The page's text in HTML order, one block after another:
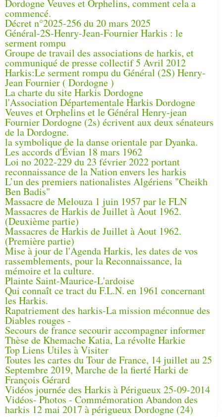
Dordogne Veuves et Orphelins, comment cela a
commencé.
Décret n°2025-256 du 20 mars 2025
Général-2S-Henry-Jean-Fournier Harkis : le
serment rompu
Groupe de travail des associations de harkis, et
communiqué de presse collectif 5 Avril 2012
Harkis:Le serment rompu du Général (2S) Henry-
Jean Fournier ( Dordogne )
La charte du site Harkis Dordogne
l'Association Départementale Harkis Dordogne
Veuves et Orphelins et le Général Henry-jean
Fournier Dordogne (2s) écrivent aux deux sénateurs
de la Dordogne.
la symbolique de la danse orientale par Dyanka.
Les accords d'Évian 18 mars 1962
Loi no 2022-229 du 23 février 2022 portant
reconnaissance de la Nation envers les harkis
L’un des premiers nationalistes Algériens "Cheikh
Ben Badis"
Massacre de Melouza 1 juin 1957 par le FLN
Massacres de Harkis de Juillet à Aout 1962.
(Deuxième partie)
Massacres de Harkis de Juillet à Aout 1962.
(Première partie)
Mise à jour de l'Agenda Harkis, les dates de vos
rassemblements, pour la Reconnaissance, la
mémoire et la culture.
Plainte Saint-Maurice-L'ardoise
Qui connaît ce tract du F.L.N. en 1961 concernant
les Harkis.
Rapatriement des harkis-La mission méconnue des
Diables rouges -
Secours de france secourir accompagner informer
Thèse de Khemache Katia, La révolte Harkie
Top Liens Utiles à Visiter
Toutes les cartes du Tour de France, 14 juillet au 25
Septembre 2019, Marche de la fierté Harki de
François Gérard
Vidéos journée des Harkis à Périgueux 25-09-2014
Vidéos- Photos - Commémoration Abandon des
harkis 12 mai 2017 à périgueux Dordogne (24)